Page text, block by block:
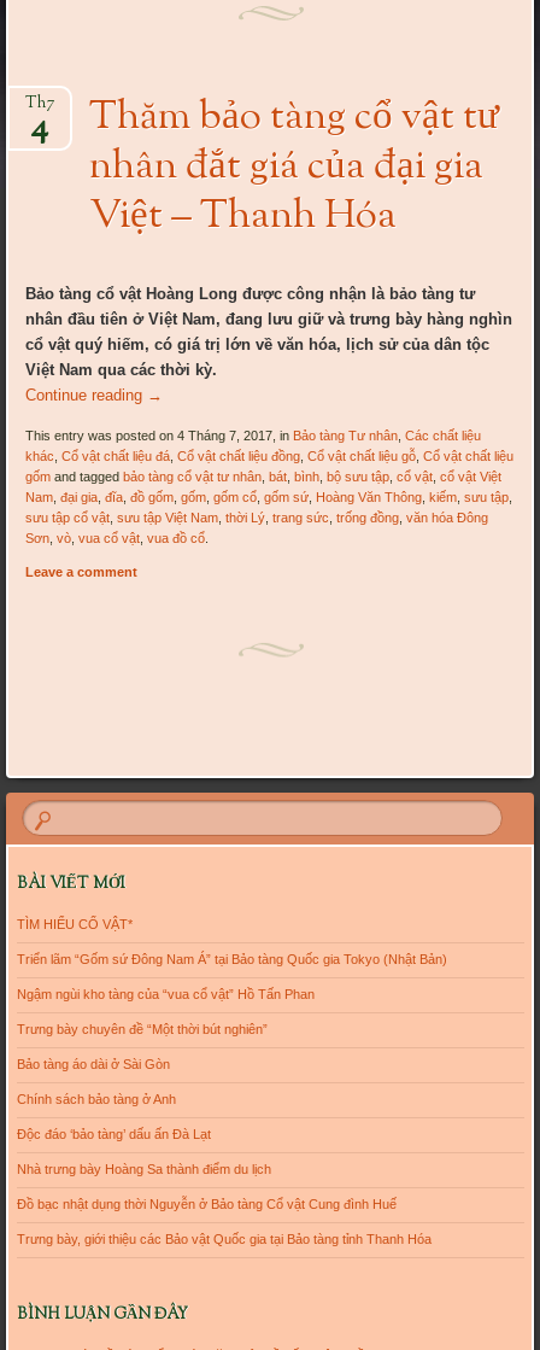
Thăm bảo tàng cổ vật tư
nhân đắt giá của đại gia
Việt – Thanh Hóa
Th7
4
Bảo tàng cổ vật Hoàng Long được công nhận là bảo tàng tư
nhân đầu tiên ở Việt Nam, đang lưu giữ và trưng bày hàng nghìn
cổ vật quý hiếm, có giá trị lớn về văn hóa, lịch sử của dân tộc
Việt Nam qua các thời kỳ.
Continue reading →
This entry was posted on 4 Tháng 7, 2017, in Bảo tàng Tư nhân ,Các chất liệu
khác ,Cổ vật chất liệu đá ,Cổ vật chất liệu đồng ,Cổ vật chất liệu gỗ ,Cổ vật chất liệu
gốm and taggedbảo tàng cổ vật tư nhân ,bát ,bình ,bộ sưu tập ,cổ vật ,cổ vật Việt
Nam ,đại gia ,đĩa ,đồ gốm ,gốm ,gốm cổ ,gốm sứ Hoàng Văn Thông ,kiếm ,sưu tập
sưu tập cổ vật ,sưu tập Việt Nam ,thời Lý ,trang sức ,trống đồng ,văn hóa Đông
Sơn ,vò ,vua cổ vật ,vua đồ cổ
Leave a comment
BÀI VIẾT MỚI
TÌM HIỂU CỔ VẬT*
Triển lãm “Gốm sứ Đông Nam Á” tại Bảo tàng Quốc gia Tokyo (Nhật Bản)
Ngậm ngùi kho tàng của “vua cổ vật” Hồ Tấn Phan
Trưng bày chuyên đề “Một thời bút nghiên”
Bảo tàng áo dài ở Sài Gòn
Chính sách bảo tàng ở Anh
Độc đáo ‘bảo tàng’ dấu ấn Đà Lạt
Nhà trưng bày Hoàng Sa thành điểm du lịch
Đồ bạc nhật dụng thời Nguyễn ở Bảo tàng Cổ vật Cung đình Huế
Trưng bày, giới thiệu các Bảo vật Quốc gia tại Bảo tàng tỉnh Thanh Hóa
BÌNH LUẬN GẦN ĐÂY